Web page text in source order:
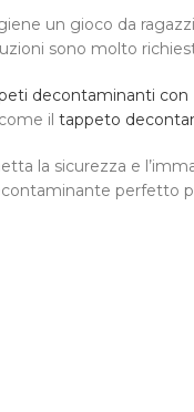
un gioco da
sono molto
decontaminanti con
il tappeto
la sicurezza e
perfetto